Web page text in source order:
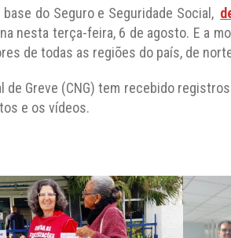
do Seguro e Seguridade Social,
nesta terça-feira, 6 de agosto. E a
de todas as regiões do país, de
de Greve (CNG) tem recebido
e os vídeos.